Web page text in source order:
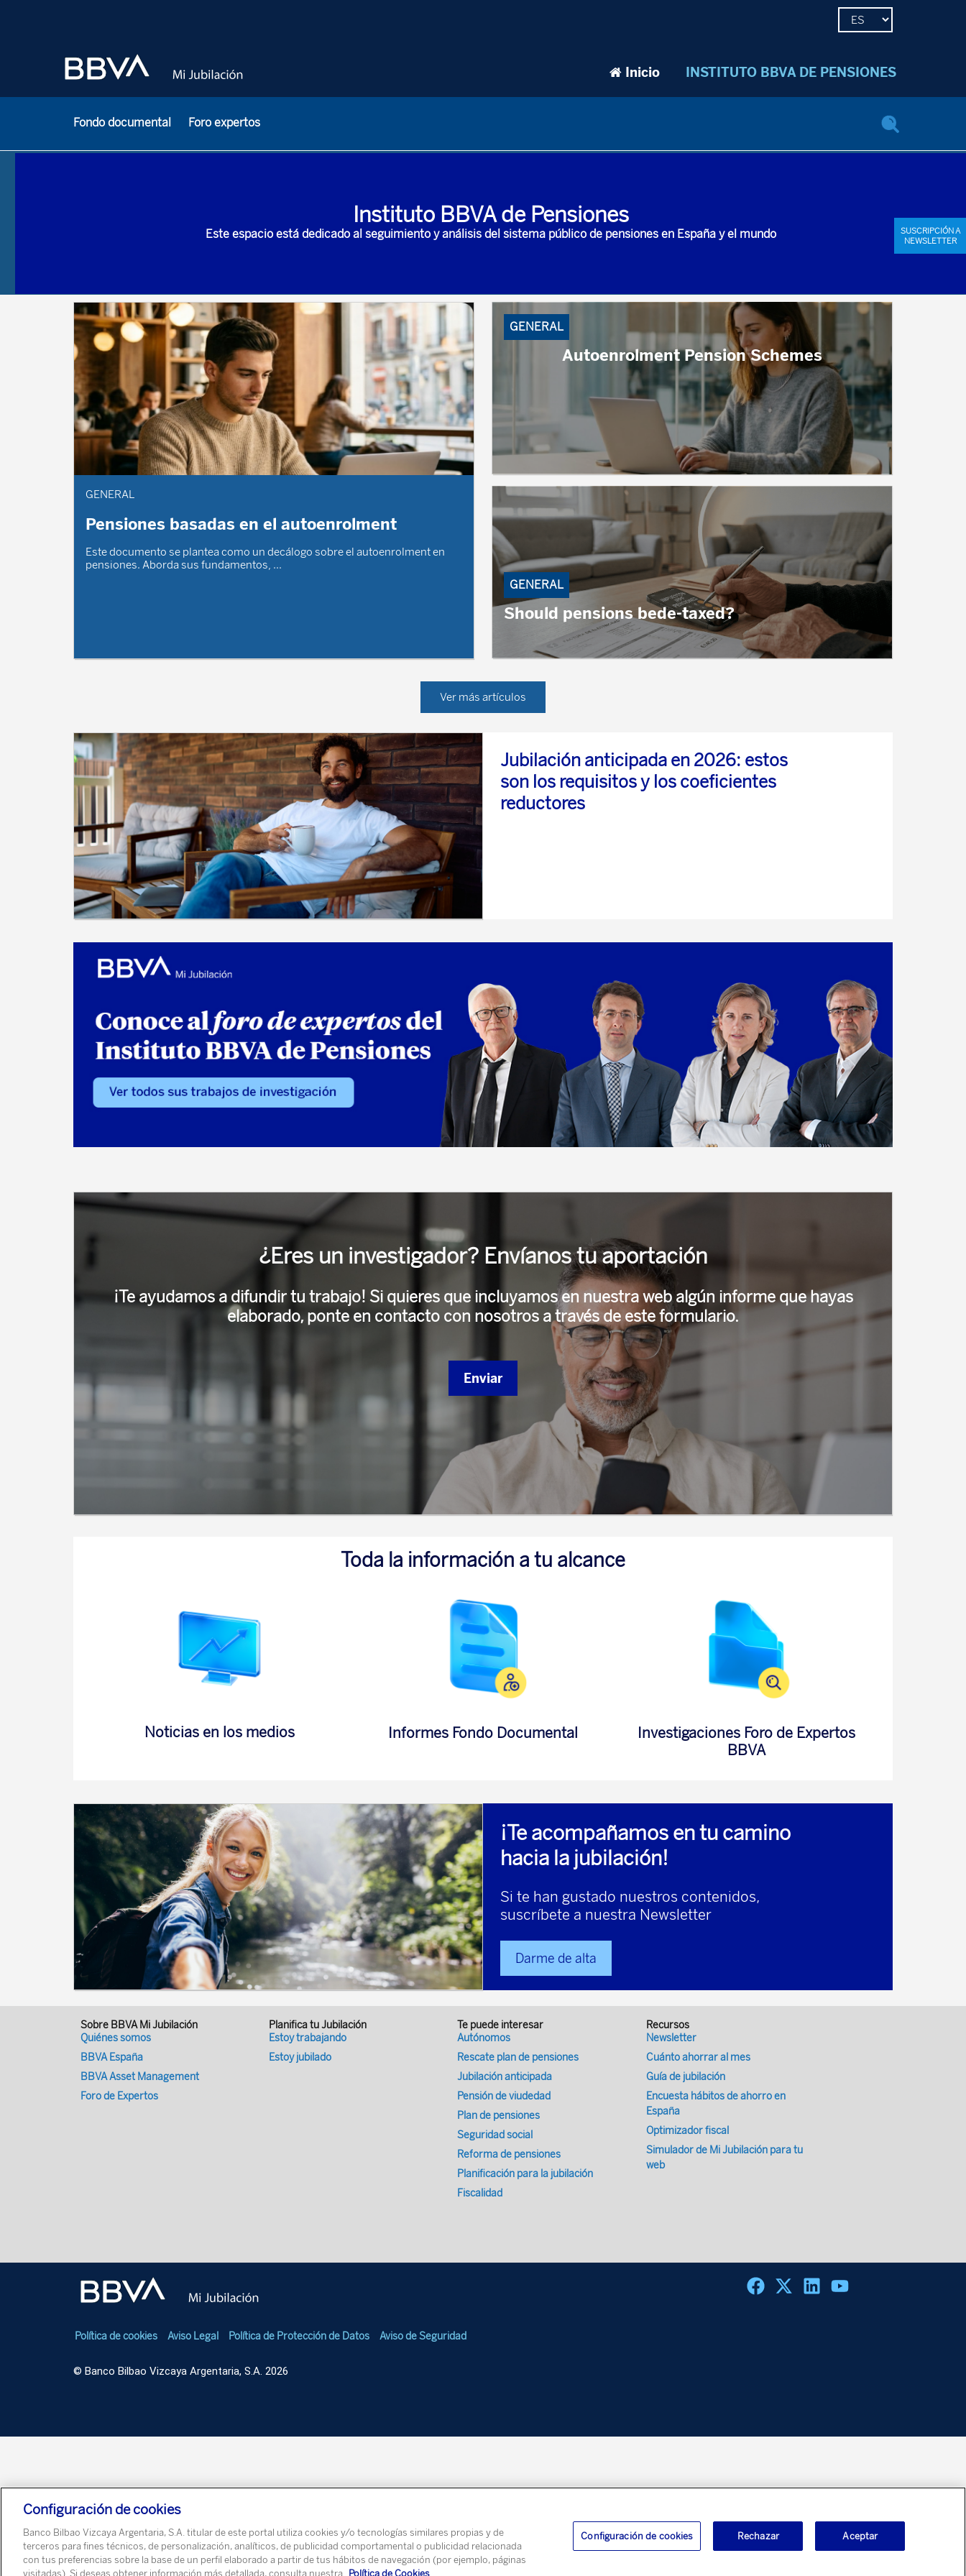
Inicio INSTITUTO BBVA DE PENSIONES
Fondo documental Foro expertos
Instituto BBVA de Pensiones
Este espacio está dedicado al seguimiento y análisis del sistema público de pensiones en España y el mundo
GENERAL
Pensiones basadas en el autoenrolment
Este documento se plantea como un decálogo sobre el autoenrolment en
pensiones. Aborda sus fundamentos, ...
GENERAL
Autoenrolment Pension Schemes
GENERAL
Should pensions bede-taxed?
Jubilación anticipada en 2026: estos
son los requisitos y los coeficientes
reductores
¿Eres un investigador? Envíanos tu aportación
¡Te ayudamos a difundir tu trabajo! Si quieres que incluyamos en nuestra web algún informe que hayas
elaborado, ponte en contacto con nosotros a través de este formulario.
Enviar
Toda la información a tu alcance
Noticias en los medios Informes Fondo Documental
Investigaciones Foro de Expertos
BBVA
¡Te acompañamos en tu camino
hacia la jubilación!
Si te han gustado nuestros contenidos,
suscríbete a nuestra Newsletter
Darme de alta
Sobre BBVA Mi Jubilación
Quiénes somos
BBVA España
BBVA Asset Management
Foro de Expertos
Planifica tu Jubilación
Estoy trabajando
Estoy jubilado
Te puede interesar
Autónomos
Rescate plan de pensiones
Jubilación anticipada
Pensión de viudedad
Plan de pensiones
Seguridad social
Reforma de pensiones
Planificación para la jubilación
Fiscalidad
Recursos
Newsletter
Cuánto ahorrar al mes
Guía de jubilación
Encuesta hábitos de ahorro en
España
Optimizador fiscal
Simulador de Mi Jubilación para tu
web
Política de cookies Aviso Legal Política de Protección de Datos Aviso de Seguridad
© Banco Bilbao Vizcaya Argentaria, S.A. 2026
SUSCRIPCIÓN A
NEWSLETTER
Configuración de cookies
Banco Bilbao Vizcaya Argentaria, S.A. titular de este portal utiliza cookies y/o tecnologías similares propias y de
terceros para fines técnicos, de personalización, analíticos, de publicidad comportamental o publicidad relacionada
con tus preferencias sobre la base de un perfil elaborado a partir de tus hábitos de navegación (por ejemplo, páginas
visitadas). Si deseas obtener información más detallada, consulta nuestra
Política de Cookies
Configuración de cookies Rechazar Aceptar